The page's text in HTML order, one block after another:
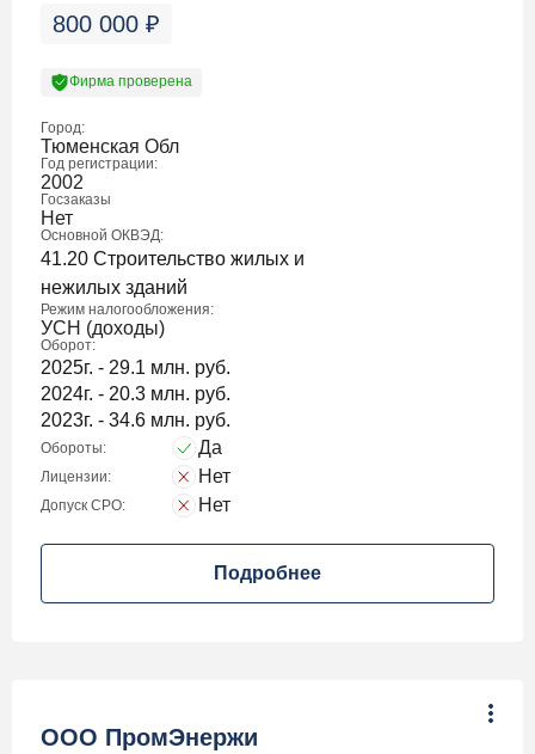
800 000 ₽
Фирма проверена
Город:
Тюменская Обл
Год регистрации:
2002
Госзаказы
Нет
Основной ОКВЭД:
41.20 Строительство жилых и
нежилых зданий
Режим налогообложения:
УСН (доходы)
Оборот:
2025г. - 29.1 млн. руб.
2024г. - 20.3 млн. руб.
2023г. - 34.6 млн. руб.
Обороты: Да
Лицензии: Нет
Допуск СРО: Нет
Подробнее
ООО ПромЭнержи